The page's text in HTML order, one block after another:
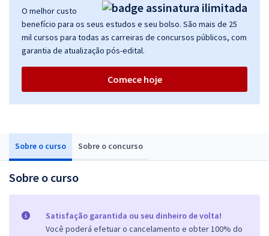
Sobre o curso Sobre o concurso
Sobre o curso
Satisfação garantida ou seu dinheiro de volta!
Você poderá efetuar o cancelamento e obter 100% do
O melhor custo
benefício para os seus estudos e seu bolso. São mais de 25
mil cursos para todas as carreiras de concursos públicos, com
garantia de atualização pós-edital.
Comece hoje